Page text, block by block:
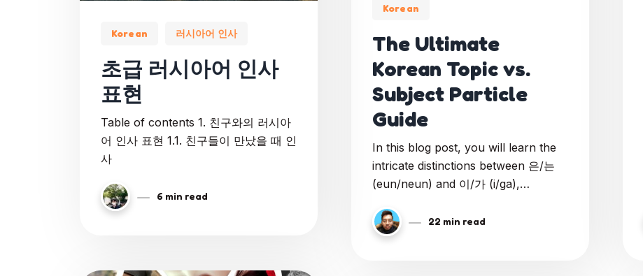
Korean
The Ultimate
Korean Topic vs.
Subject Particle
Guide
In this blog post, you will learn the
intricate distinctions between 은/는
(eun/neun) and 이/가 (i/ga),
nuances and contexts in which they
are employed.
22 min read
Korean 러시아어 인사
초급 러시아어 인사
표현
Table of contents 1. 친구와의 러시아
어 인사 표현 1.1. 친구들이 만났을 때 인
사
6 min read